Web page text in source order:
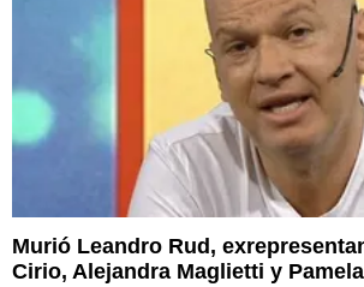
Murió Leandro Rud,
Cirio, Alejandra Maglietti y